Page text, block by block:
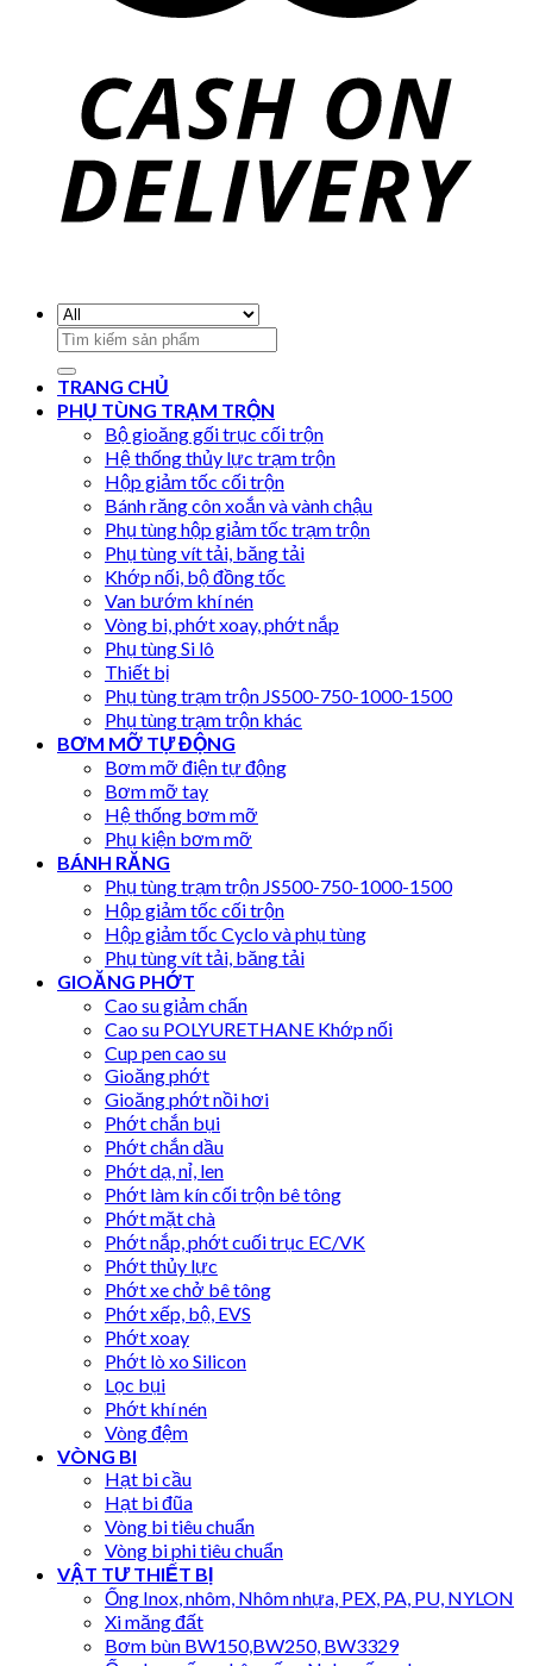
Search
for:
TRANG CHỦ
PHỤ TÙNG TRẠM TRỘN
Bộ gioăng gối trục cối trộn
Hệ thống thủy lực trạm trộn
Hộp giảm tốc cối trộn
Bánh răng côn xoắn và vành chậu
Phụ tùng hộp giảm tốc trạm trộn
Phụ tùng vít tải, băng tải
Khớp nối, bộ đồng tốc
Van bướm khí nén
Vòng bi, phớt xoay, phớt nắp
Phụ tùng Si lô
Thiết bị
Phụ tùng trạm trộn JS500-750-1000-1500
Phụ tùng trạm trộn khác
BƠM MỠ TỰ ĐỘNG
Bơm mỡ điện tự động
Bơm mỡ tay
Hệ thống bơm mỡ
Phụ kiện bơm mỡ
BÁNH RĂNG
Phụ tùng trạm trộn JS500-750-1000-1500
Hộp giảm tốc cối trộn
Hộp giảm tốc Cyclo và phụ tùng
Phụ tùng vít tải, băng tải
GIOĂNG PHỚT
Cao su giảm chấn
Cao su POLYURETHANE Khớp nối
Cup pen cao su
Gioăng phớt
Gioăng phớt nồi hơi
Phớt chắn bụi
Phớt chắn dầu
Phớt dạ, nỉ, len
Phớt làm kín cối trộn bê tông
Phớt mặt chà
Phớt nắp, phớt cuối trục EC/VK
Phớt thủy lực
Phớt xe chở bê tông
Phớt xếp, bộ, EVS
Phớt xoay
Phớt lò xo Silicon
Lọc bụi
Phớt khí nén
Vòng đệm
VÒNG BI
Hạt bi cầu
Hạt bi đũa
Vòng bi tiêu chuẩn
Vòng bi phi tiêu chuẩn
VẬT TƯ THIẾT BỊ
Ống Inox, nhôm, Nhôm nhựa, PEX, PA, PU, NYLON
Xi măng đất
Bơm bùn BW150,BW250, BW3329